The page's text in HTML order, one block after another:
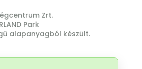
Zrt.
Park
alapanyagból készült.